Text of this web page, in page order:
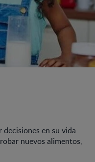
en su vida
nuevos alimentos,